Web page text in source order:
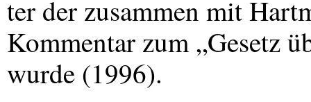
ter der zusammen mit
Kommentar zum „Gesetz
wurde (1996).